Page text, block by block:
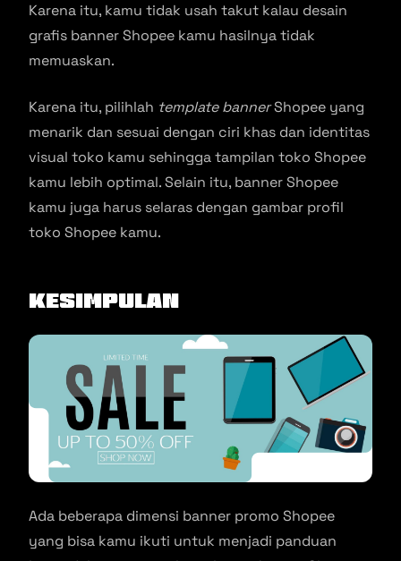
Karena itu, kamu tidak usah takut kalau desain
grafis banner Shopee kamu hasilnya tidak
memuaskan.
Karena itu, pilihlah template bannerShopee yang
menarik dan sesuai dengan ciri khas dan identitas
visual toko kamu sehingga tampilan toko Shopee
kamu lebih optimal. Selain itu, banner Shopee
kamu juga harus selaras dengan gambar profil
toko Shopee kamu.
Kesimpulan
Ada beberapa dimensi banner promo Shopee
yang bisa kamu ikuti untuk menjadi panduan